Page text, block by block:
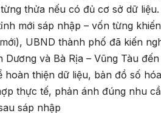
thửa nếu có đủ cơ sở dữ
mới sáp nhập – vốn từng
UBND thành phố đã kiến
Dương và Bà Rịa – Vũng Tàu
hoàn thiện dữ liệu, bản đồ số
thực tế, phản ánh đúng nhu